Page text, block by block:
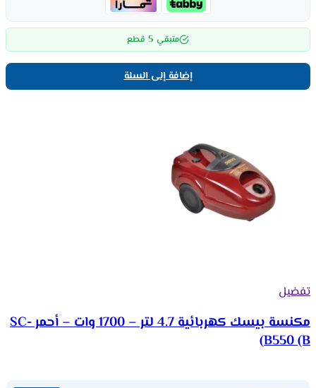
متبقي 5 قطع
إضافة إلى السلة
تفضيل
مكنسة بيسك كهربائية 4.7 لتر – 1700 وات – أحمر SC-
B550 (B)